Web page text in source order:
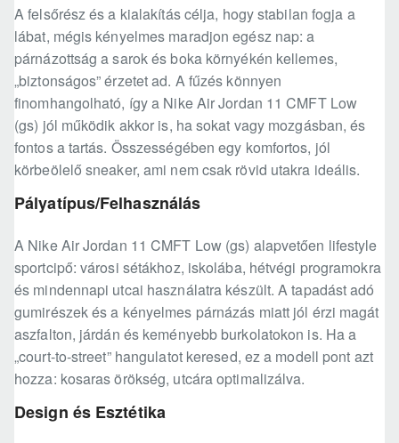
A felsőrész és a kialakítás célja, hogy stabilan fogja a
lábat, mégis kényelmes maradjon egész nap: a
párnázottság a sarok és boka környékén kellemes,
„biztonságos” érzetet ad. A fűzés könnyen
finomhangolható, így a Nike Air Jordan 11 CMFT Low
(gs) jól működik akkor is, ha sokat vagy mozgásban, és
fontos a tartás. Összességében egy komfortos, jól
körbeölelő sneaker, ami nem csak rövid utakra ideális.
Pályatípus/Felhasználás
A Nike Air Jordan 11 CMFT Low (gs) alapvetően lifestyle
sportcipő: városi sétákhoz, iskolába, hétvégi programokra
és mindennapi utcai használatra készült. A tapadást adó
gumirészek és a kényelmes párnázás miatt jól érzi magát
aszfalton, járdán és keményebb burkolatokon is. Ha a
„court-to-street” hangulatot keresed, ez a modell pont azt
hozza: kosaras örökség, utcára optimalizálva.
Design és Esztétika